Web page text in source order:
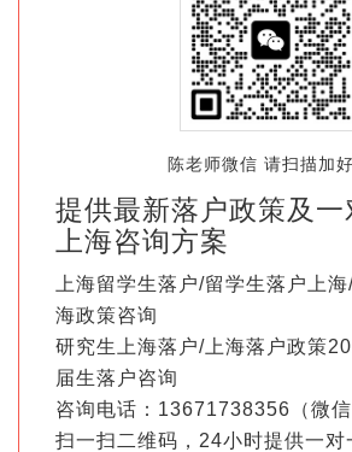
陈老师微信 请扫描加
提供最新落户政策及一
上海咨询方案
上海留学生落户/留学生落户上
海政策咨询
研究生上海落户/上海落户政策
届生落户咨询
咨询电话：13671738356（微
扫一扫二维码，24小时提供一对